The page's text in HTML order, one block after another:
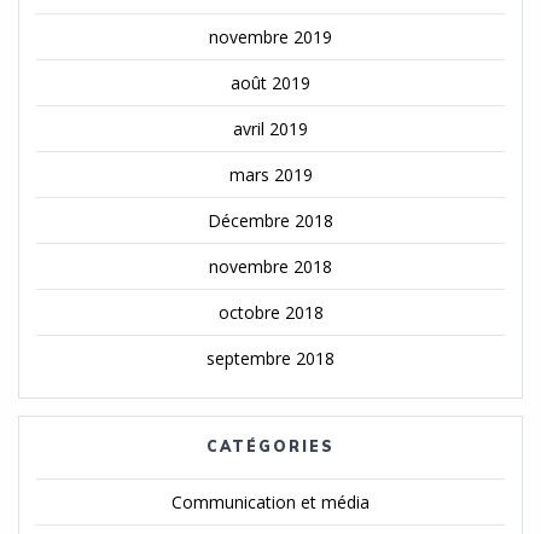
novembre 2019
août 2019
avril 2019
mars 2019
Décembre 2018
novembre 2018
octobre 2018
septembre 2018
CATÉGORIES
Communication et média